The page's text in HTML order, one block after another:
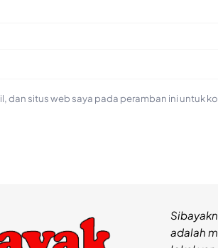
dan situs web saya pada peramban ini untuk
adalah